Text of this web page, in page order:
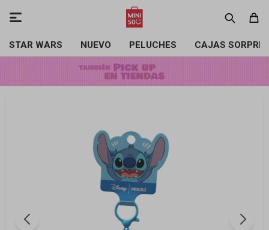
STAR WARS NUEVO PELUCHES CAJAS
